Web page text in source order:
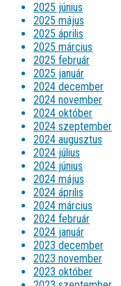
2025 június
2025 május
2025 április
2025 március
2025 február
2025 január
2024 december
2024 november
2024 október
2024 szeptember
2024 augusztus
2024 július
2024 június
2024 május
2024 április
2024 március
2024 február
2024 január
2023 december
2023 november
2023 október